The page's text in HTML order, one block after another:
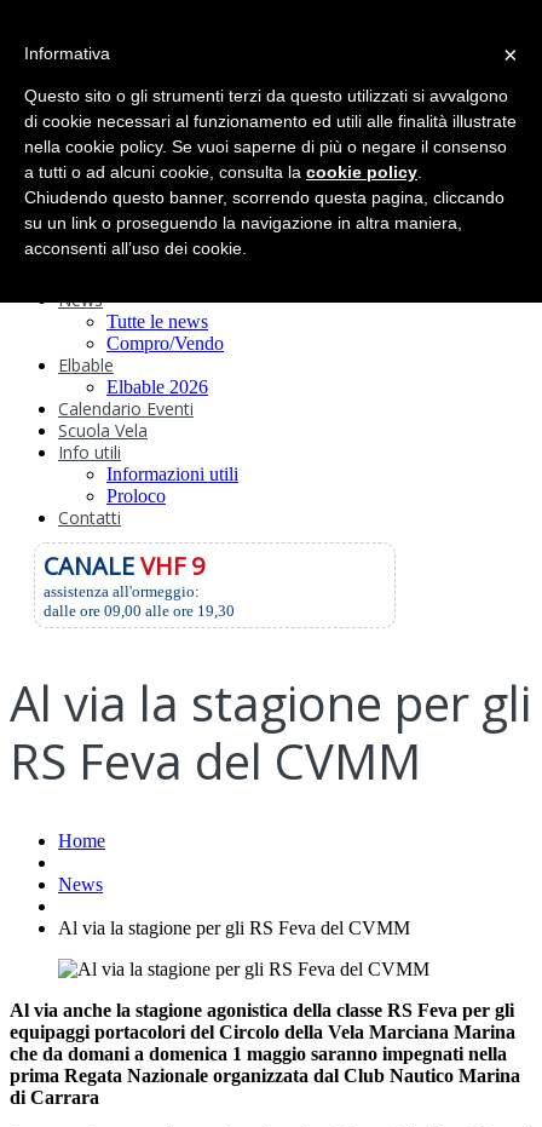
Circolo
Statuto e
Regolamenti
Storia
Ormeggi
Sede e Servizi
Attività
Safeguarding
News
Tutte le news
Compro/Vendo
Elbable
Elbable 2026
Calendario Eventi
Scuola Vela
Info utili
Informazioni utili
Proloco
Contatti
CANALEVHF 9
assistenza all'ormeggio:
dalle ore 09,00 alle ore 19,30
Al via la stagione per gli
RS Feva del CVMM
Home
News
Al via la stagione per gli RS Feva del CVMM
Al via anche la stagione agonistica della classe RS Feva per gli
equipaggi portacolori del Circolo della Vela Marciana Marina
che da domani a domenica 1 maggio saranno impegnati nella
prima Regata Nazionale organizzata dal Club Nautico Marina
di Carrara
×
Informativa
Questo sito o gli strumenti terzi da questo utilizzati si avvalgono
di cookie necessari al funzionamento ed utili alle finalità illustrate
nella cookie policy. Se vuoi saperne di più o negare il consenso
a tutti o ad alcuni cookie, consulta la cookie policy
Chiudendo questo banner, scorrendo questa pagina, cliccando
su un link o proseguendo la navigazione in altra maniera,
acconsenti all’uso dei cookie.